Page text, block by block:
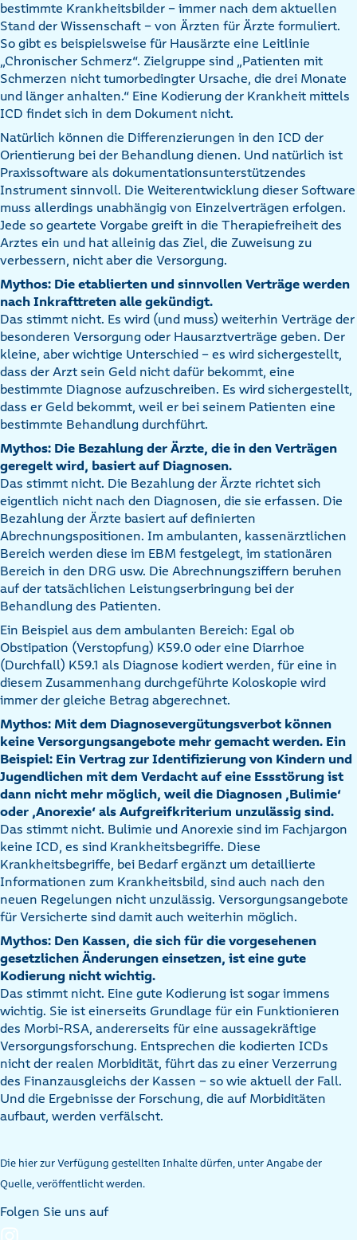
bestimmte Krankheitsbilder – immer nach dem aktuellen
Stand der Wissenschaft – von Ärzten für Ärzte formuliert.
So gibt es beispielsweise für Hausärzte eine Leitlinie
„Chronischer Schmerz“. Zielgruppe sind „Patienten mit
Schmerzen nicht tumorbedingter Ursache, die drei Monate
und länger anhalten.“ Eine Kodierung der Krankheit mittels
ICD findet sich in dem Dokument nicht.
Natürlich können die Differenzierungen in den ICD der
Orientierung bei der Behandlung dienen. Und natürlich ist
Praxissoftware als dokumentationsunterstützendes
Instrument sinnvoll. Die Weiterentwicklung dieser Software
muss allerdings unabhängig von Einzelverträgen erfolgen.
Jede so geartete Vorgabe greift in die Therapiefreiheit des
Arztes ein und hat alleinig das Ziel, die Zuweisung zu
verbessern, nicht aber die Versorgung.
Mythos: Die etablierten und sinnvollen Verträge werden
nach Inkrafttreten alle gekündigt.
Das stimmt nicht. Es wird (und muss) weiterhin Verträge der
besonderen Versorgung oder Hausarztverträge geben. Der
kleine, aber wichtige Unterschied – es wird sichergestellt,
dass der Arzt sein Geld nicht dafür bekommt, eine
bestimmte Diagnose aufzuschreiben. Es wird sichergestellt,
dass er Geld bekommt, weil er bei seinem Patienten eine
bestimmte Behandlung durchführt.
Mythos: Die Bezahlung der Ärzte, die in den Verträgen
geregelt wird, basiert auf Diagnosen.
Das stimmt nicht. Die Bezahlung der Ärzte richtet sich
eigentlich nicht nach den Diagnosen, die sie erfassen. Die
Bezahlung der Ärzte basiert auf definierten
Abrechnungspositionen. Im ambulanten, kassenärztlichen
Bereich werden diese im EBM festgelegt, im stationären
Bereich in den DRG usw. Die Abrechnungsziffern beruhen
auf der tatsächlichen Leistungserbringung bei der
Behandlung des Patienten.
Ein Beispiel aus dem ambulanten Bereich: Egal ob
Obstipation (Verstopfung) K59.0 oder eine Diarrhoe
(Durchfall) K59.1 als Diagnose kodiert werden, für eine in
diesem Zusammenhang durchgeführte Koloskopie wird
immer der gleiche Betrag abgerechnet.
Mythos: Mit dem Diagnosevergütungsverbot können
keine Versorgungsangebote mehr gemacht werden. Ein
Beispiel: Ein Vertrag zur Identifizierung von Kindern und
Jugendlichen mit dem Verdacht auf eine Essstörung ist
dann nicht mehr möglich, weil die Diagnosen ‚Bulimie‘
oder ‚Anorexie‘ als Aufgreifkriterium unzulässig sind.
Das stimmt nicht. Bulimie und Anorexie sind im Fachjargon
keine ICD, es sind Krankheitsbegriffe. Diese
Krankheitsbegriffe, bei Bedarf ergänzt um detaillierte
Informationen zum Krankheitsbild, sind auch nach den
neuen Regelungen nicht unzulässig. Versorgungsangebote
für Versicherte sind damit auch weiterhin möglich.
Mythos: Den Kassen, die sich für die vorgesehenen
gesetzlichen Änderungen einsetzen, ist eine gute
Kodierung nicht wichtig.
Das stimmt nicht. Eine gute Kodierung ist sogar immens
wichtig. Sie ist einerseits Grundlage für ein Funktionieren
des Morbi-RSA, andererseits für eine aussagekräftige
Versorgungsforschung. Entsprechen die kodierten ICDs
nicht der realen Morbidität, führt das zu einer Verzerrung
des Finanzausgleichs der Kassen – so wie aktuell der Fall.
Und die Ergebnisse der Forschung, die auf Morbiditäten
aufbaut, werden verfälscht.
Die hier zur Verfügung gestellten Inhalte dürfen, unter Angabe der
Quelle, veröffentlicht werden.
Folgen Sie uns auf